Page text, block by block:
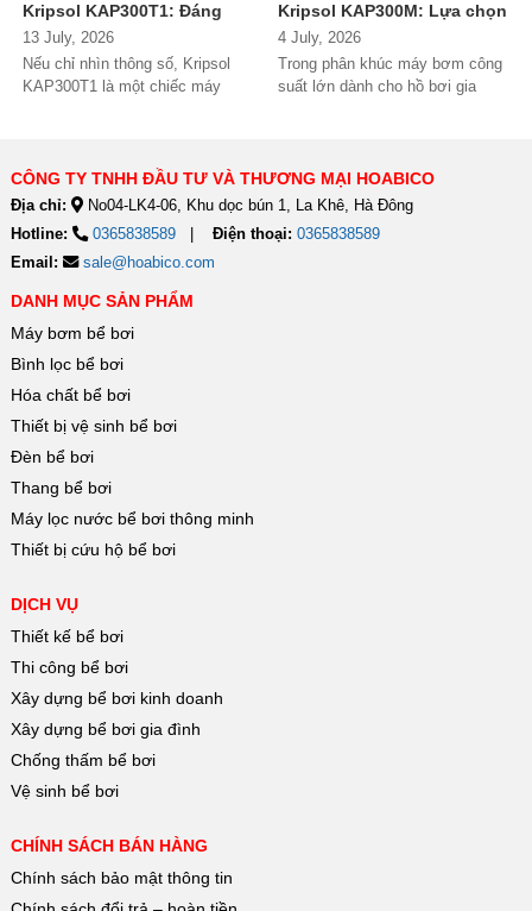
Kripsol KAP300T1: Đáng
đầu tư cho hồ bơi thương
mại?
13 July, 2026
Nếu chỉ nhìn thông số, Kripsol
KAP300T1 là một chiếc máy
Kripsol KAP300M: Lựa chọn
đáng tiền cho hồ bơi
thương mại?
4 July, 2026
Trong phân khúc máy bơm công
suất lớn dành cho hồ bơi gia
CÔNG TY TNHH ĐẦU TƯ VÀ THƯƠNG MẠI HOABICO
Địa chỉ:
No04-LK4-06, Khu dọc bún 1, La Khê, Hà Đông
Hotline:
0365838589 Điện thoại: 0365838589
Email:
sale@hoabico.com
DANH MỤC SẢN PHẨM
Máy bơm bể bơi
Bình lọc bể bơi
Hóa chất bể bơi
Thiết bị vệ sinh bể bơi
Đèn bể bơi
Thang bể bơi
Máy lọc nước bể bơi thông minh
Thiết bị cứu hộ bể bơi
DỊCH VỤ
Thiết kế bể bơi
Thi công bể bơi
Xây dựng bể bơi kinh doanh
Xây dựng bể bơi gia đình
Chống thấm bể bơi
Vệ sinh bể bơi
CHÍNH SÁCH BÁN HÀNG
Chính sách bảo mật thông tin